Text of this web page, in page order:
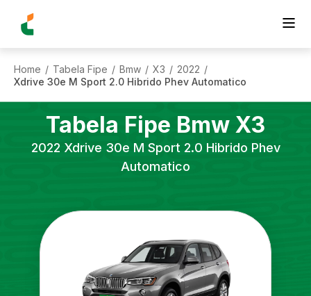
Home / Tabela Fipe / Bmw / X3 / 2022 /
Xdrive 30e M Sport 2.0 Hibrido Phev Automatico
Tabela Fipe Bmw X3
2022 Xdrive 30e M Sport 2.0 Hibrido Phev
Automatico